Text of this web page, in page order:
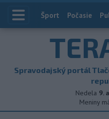
Index
Šport Počasie
Spravodajský portál
Nedela 9.
Meniny